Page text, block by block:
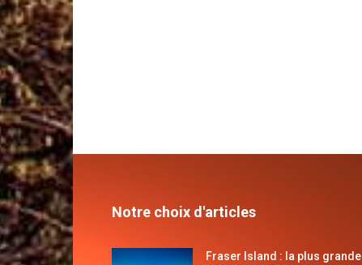
Notre choix d'articles
Fraser Island : la plus grande